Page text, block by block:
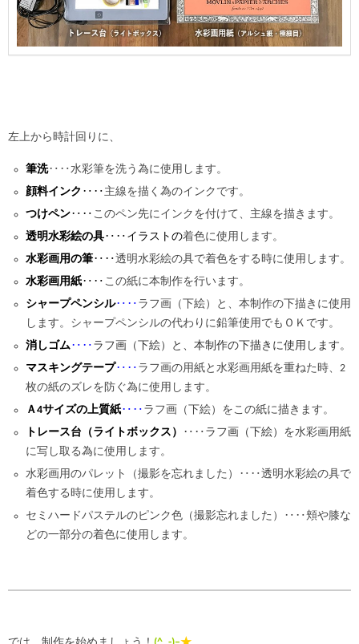
左上から時計回りに、
筆洗‥‥水彩筆を洗う為に使用します。
顔料インク ‥‥主線を描く為のインクです。
つけペン‥‥ このペン先にインクを付けて、主線を描きます。
透明水彩絵の具‥‥イラストの着色に使用します。
水彩画用の筆‥‥透明水彩絵の具で着色をする時に使用します。
水彩画用紙‥‥ この紙に本制作を行います。
シャープペンシル‥‥ ラフ画（下絵）と、本制作の下描きに使用
します。シャープペンシルの代わりに鉛筆使用でもＯＫです。
消しゴム‥‥ ラフ画（下絵）と、本制作の下描きに使用します。
マスキングテープ ‥‥ ラフ画の用紙と水彩画用紙を重ねた時、2
枚の紙のズレを防ぐ為に使用します。
Ａ4サイズの上質紙‥‥ ラフ画（下絵）をこの紙に描きます。
トレース台（ライトボックス）
‥‥ラフ画（下絵） を水彩画用紙
に写し取る為に使用します。
水彩画用のパレット（撮影を忘れました）‥‥透明水彩絵の具で
着色する時に使用します。
セミハードパステルのピンク色（撮影忘れました）‥‥頬や膝な
どの一部分の着色に使用します。